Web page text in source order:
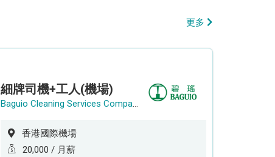
更多
細牌司機+工人(機場)
Baguio Cleaning Services Company Limited
香港國際機場
20,000 / 月薪